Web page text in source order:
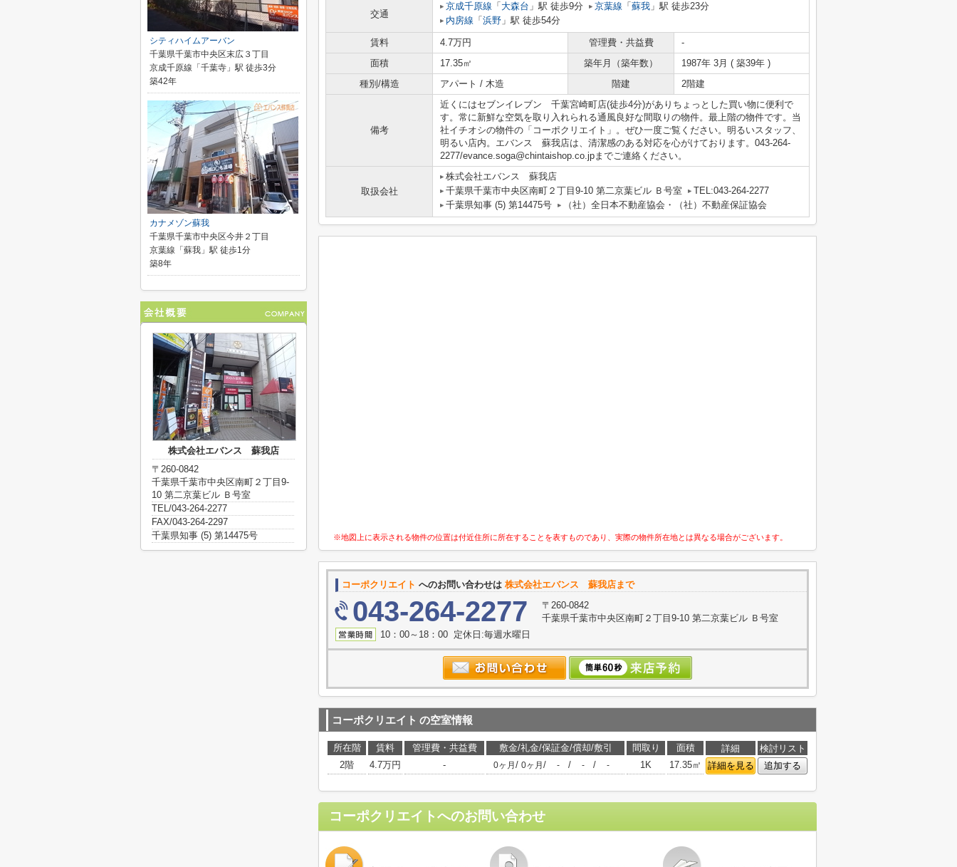
交通
京成千原線 「 大森台 」駅 徒歩9分 京葉線 「 蘇我 」駅 徒歩23分
内房線 「 浜野 」駅 徒歩54分
賃料 4.7万円 管理費・共益費
-
面積
17.35㎡ 築年月（築年数）
1987年 3月 ( 築39年 )
種別/構造
アパート / 木造 階建 2階建
備考
近くにはセブンイレブン 千葉宮崎町店(徒歩4分)がありちょっとした買い物に便利で
す。常に新鮮な空気を取り入れられる通風良好な間取りの物件。最上階の物件です。当
社イチオシの物件の「コーポクリエイト」。ぜひ一度ご覧ください。明るいスタッフ、
明るい店内。エバンス 蘇我店は、清潔感のある対応を心がけております。043-264-
2277/evance.soga@chintaishop.co.jpまでご連絡ください。
取扱会社
株式会社エバンス 蘇我店
千葉県千葉市中央区南町２丁目9-10 第二京葉ビル Ｂ号室
TEL:043-264-2277
千葉県知事 (5) 第14475号
（社）全日本不動産協会・（社）不動産保証協会
※地図上に表示される物件の位置は付近住所に所在することを表すものであり、実際の物件所在地とは異なる場合がございます。
コーポクリエイト へのお問い合わせは 株式会社エバンス 蘇我店まで
043-264-2277
〒260-0842
千葉県千葉市中央区南町２丁目9-10 第二京葉ビル Ｂ号室
10：00～18：00 定休日:毎週水曜日
コーポクリエイト の空室情報
所在階 賃料 管理費・共益費 敷金/礼金/保証金/償却/敷引 間取り 面積 詳細
検討リスト
2階
4.7万円 - 0ヶ月 / 0ヶ月 / - / - / - 1K 17.35㎡ 詳細を見る 追加する
コーポクリエイトへのお問い合わせ
シティハイムアーバン
千葉県千葉市中央区末広３丁目
京成千原線「千葉寺」駅 徒歩3分
築42年
カナメゾン蘇我
千葉県千葉市中央区今井２丁目
京葉線「蘇我」駅 徒歩1分
築8年
株式会社エバンス 蘇我店
〒260-0842
千葉県千葉市中央区南町２丁目9-
10 第二京葉ビル Ｂ号室
TEL/043-264-2277
FAX/043-264-2297
千葉県知事 (5) 第14475号